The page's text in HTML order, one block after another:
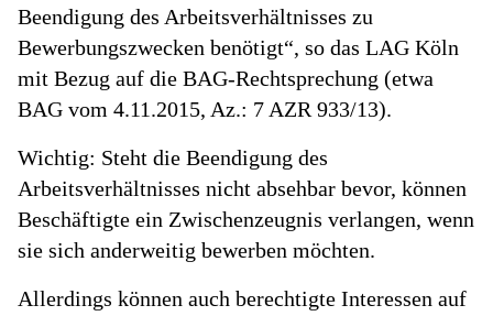
Beendigung des Arbeitsverhältnisses zu
Bewerbungszwecken benötigt“, so das LAG Köln
mit Bezug auf die BAG-Rechtsprechung (etwa
BAG vom 4.11.2015, Az.: 7 AZR 933/13).
Wichtig: Steht die Beendigung des
Arbeitsverhältnisses nicht absehbar bevor, können
Beschäftigte ein Zwischenzeugnis verlangen, wenn
sie sich anderweitig bewerben möchten.
Allerdings können auch berechtigte Interessen auf